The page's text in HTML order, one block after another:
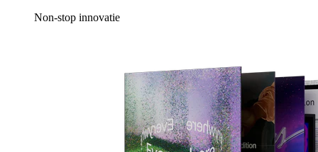
Non-stop innovatie